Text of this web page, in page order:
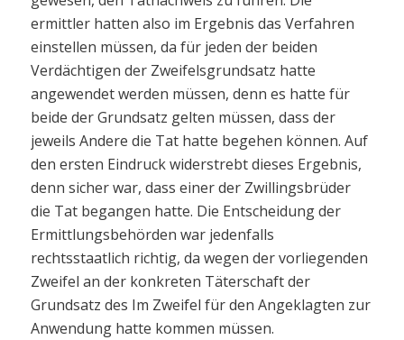
ermittler hatten also im Ergebnis das Verfahren
einstellen müssen, da für jeden der beiden
Verdächtigen der Zweifelsgrundsatz hatte
angewendet werden müssen, denn es hatte für
beide der Grundsatz gelten müssen, dass der
jeweils Andere die Tat hatte begehen können. Auf
den ersten Eindruck widerstrebt dieses Ergebnis,
denn sicher war, dass einer der Zwillingsbrüder
die Tat begangen hatte. Die Entscheidung der
Ermittlungsbehörden war jedenfalls
rechtsstaatlich richtig, da wegen der vorliegenden
Zweifel an der konkreten Täterschaft der
Grundsatz des Im Zweifel für den Angeklagten zur
Anwendung hatte kommen müssen.